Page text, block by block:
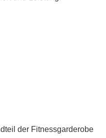
der Fitnessgarderobe